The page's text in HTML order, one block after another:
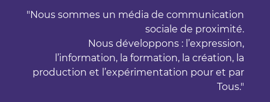
Nous sommes un média de communication
sociale de proximité.
Nous développons : l’expression,
l’information, la formation, la création, la
production et l’expérimentation pour et par
Tous.